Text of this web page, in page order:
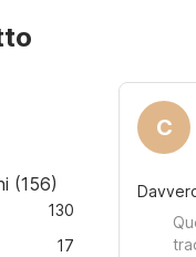
(156)
130
17
C